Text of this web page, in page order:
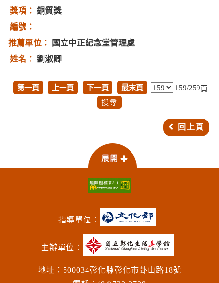
銅質獎
國立中正紀念堂管理處
劉淑卿
第一頁 上一頁 下一頁 最末頁 159/259頁
回上頁
指導單位︰
主辦單位︰
地址：500034彰化縣彰化市卦山路18號